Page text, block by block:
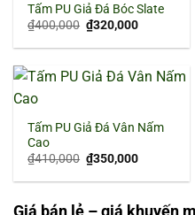
Tấm PU Giả Đá Bóc Slate
₫400,000 Giá
gốc
là:
₫320,000Giá
tại
₫320,000.
Tấm PU Giả Đá Vân Nấm
Cao
₫410,000 Giá
gốc
là:
₫350,000Giá
tại
₫350,000.